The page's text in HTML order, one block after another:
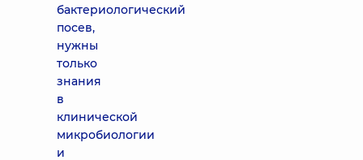
бактериологический
посев,
нужны
только
знания
в
клинической
микробиологии
и